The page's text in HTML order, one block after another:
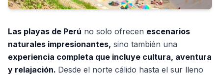
Las playas de Perú no solo ofrecen escenarios
naturales impresionantes, sino también una
experiencia completa que incluye cultura, aventura
y relajación. Desde el norte cálido hasta el sur lleno